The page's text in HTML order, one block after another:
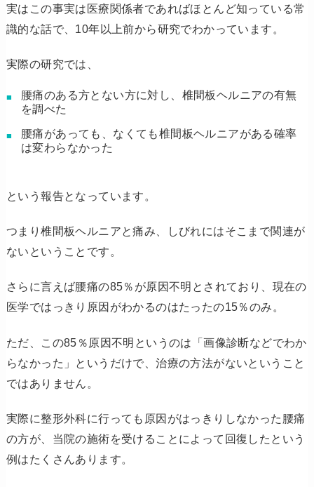
実はこの事実は医療関係者であればほとんど知っている常
識的な話で、10年以上前から研究でわかっています。
実際の研究では、
腰痛のある方とない方に対し、椎間板ヘルニアの有無
を調べた
腰痛があっても、なくても椎間板ヘルニアがある確率
は変わらなかった
という報告となっています。
つまり椎間板ヘルニアと痛み、しびれにはそこまで関連が
ないということです。
さらに言えば腰痛の85％が原因不明とされており、現在の
医学ではっきり原因がわかるのはたったの15％のみ。
ただ、この85％原因不明というのは「画像診断などでわか
らなかった」というだけで、治療の方法がないということ
ではありません。
実際に整形外科に行っても原因がはっきりしなかった腰痛
の方が、当院の施術を受けることによって回復したという
例はたくさんあります。